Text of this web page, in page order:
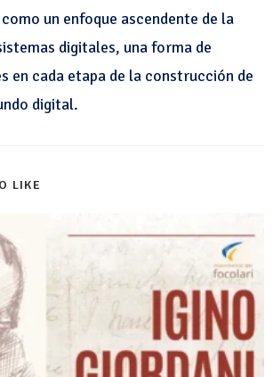
un enfoque ascendente de la
digitales, una forma de
en cada etapa de la construcción de
digital.
LIKE